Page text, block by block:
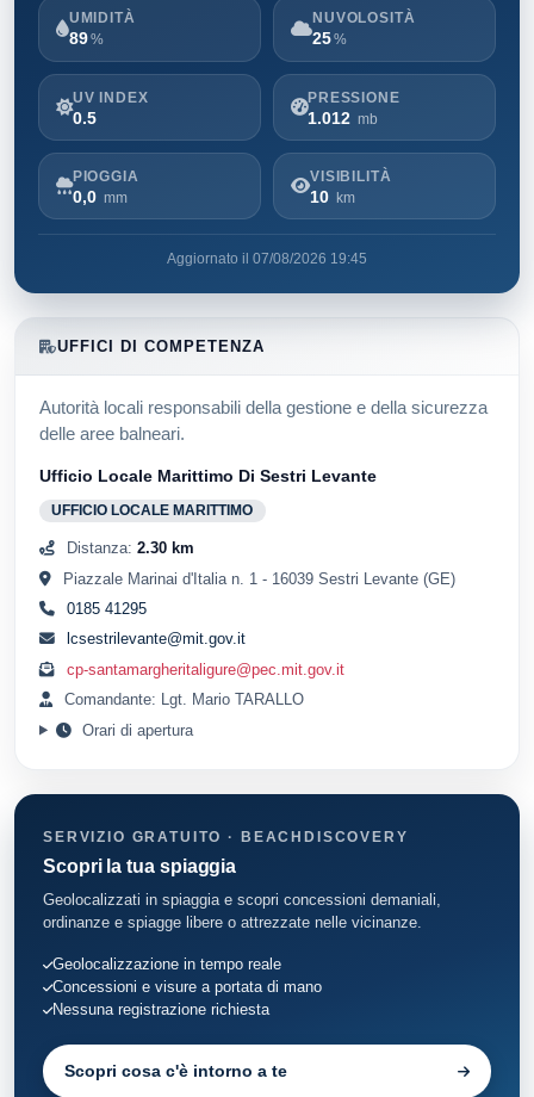
UMIDITÀ
89 %
NUVOLOSITÀ
25%
UV INDEX
0.5
PRESSIONE
1.012 mb
PIOGGIA
0,0 mm
VISIBILITÀ
10 km
Aggiornato il 07/08/2026 19:45
UFFICI DI COMPETENZA
Autorità locali responsabili della gestione e della sicurezza
delle aree balneari.
Ufficio Locale Marittimo Di Sestri Levante
UFFICIO LOCALE MARITTIMO
Distanza: 2.30 km
Piazzale Marinai d'Italia n. 1 - 16039 Sestri Levante (GE)
0185 41295
lcsestrilevante@mit.gov.it
cp-santamargheritaligure@pec.mit.gov.it
Comandante: Lgt. Mario TARALLO
Orari di apertura
SERVIZIO GRATUITO · BEACHDISCOVERY
Scopri la tua spiaggia
Geolocalizzati in spiaggia e scopri concessioni demaniali,
ordinanze e spiagge libere o attrezzate nelle vicinanze.
Geolocalizzazione in tempo reale
Concessioni e visure a portata di mano
Nessuna registrazione richiesta
Scopri cosa c'è intorno a te